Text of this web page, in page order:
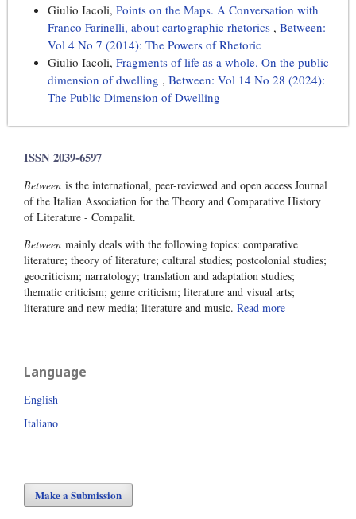
Giulio Iacoli, Points on the Maps. A Conversation with
Franco Farinelli, about cartographic rhetorics , Between:
Vol 4 No 7 (2014): The Powers of Rhetoric
Giulio Iacoli, Fragments of life as a whole. On the public
dimension of dwelling , Between: Vol 14 No 28 (2024):
The Public Dimension of Dwelling
ISSN 2039-6597
Between is the international, peer-reviewed and open access Journal
of the Italian Association for the Theory and Comparative History
of Literature - Compalit.
Between mainly deals with the following topics: comparative
literature; theory of literature; cultural studies; postcolonial studies;
geocriticism; narratology; translation and adaptation studies;
thematic criticism; genre criticism; literature and visual arts;
literature and new media; literature and music. Read more
Language
English
Italiano
Make a Submission